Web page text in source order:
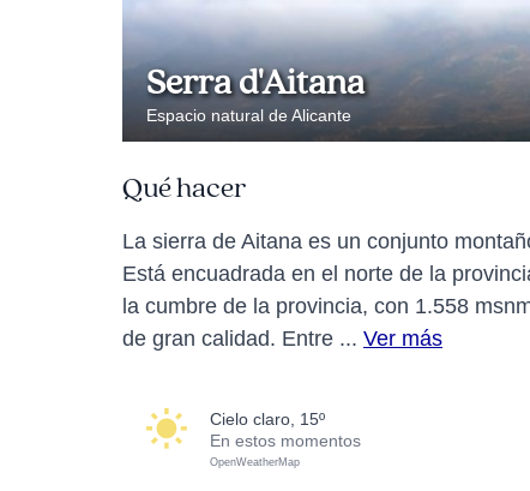
Serra d'Aitana
Espacio natural de Alicante
Qué hacer
La sierra de Aitana es un conjunto
Está encuadrada en el norte de la
la cumbre de la provincia, con 1.558
de gran calidad. Entre ... Ver más
cielo claro, 15º
En estos momentos
OpenWeatherMap